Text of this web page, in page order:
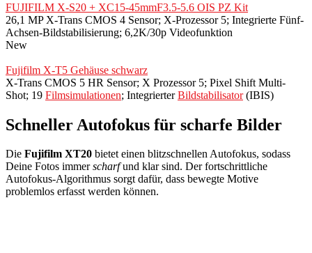
FUJIFILM X-S20 + XC15-45mmF3.5-5.6 OIS PZ Kit
26,1 MP X-Trans CMOS 4 Sensor; X-Prozessor 5; Integrierte Fünf-
Achsen-Bildstabilisierung; 6,2K/30p Videofunktion
New
Fujifilm X-T5 Gehäuse schwarz
X-Trans CMOS 5 HR Sensor; X Prozessor 5; Pixel Shift Multi-
Shot; 19 Filmsimulationen; IntegrierterBildstabilisator(IBIS)
Schneller Autofokus für scharfe Bilder
Die Fujifilm XT20 bietet einen blitzschnellen Autofokus, sodass
Deine Fotos immerscharfund klar sind. Der fortschrittliche
Autofokus-Algorithmus sorgt dafür, dass bewegte Motive
problemlos erfasst werden können.